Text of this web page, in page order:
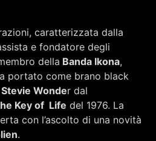
caratterizzata dalla
e fondatore degli
della Banda Ikona,
portato come brano black
Stevie Wonder dal
Key of Life del 1976. La
con l’ascolto di una novità
.